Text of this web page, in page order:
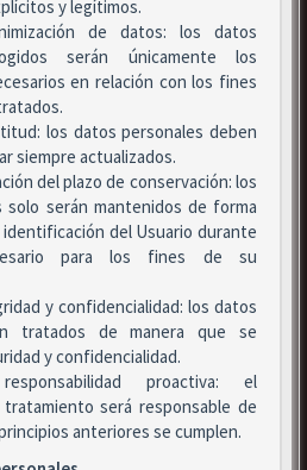
y legítimos.
de datos: los datos
serán únicamente los
en relación con los fines
los datos personales deben
siempre actualizados.
del plazo de conservación: los
solo serán mantenidos de forma
del Usuario durante
para los fines de su
y confidencialidad: los datos
tratados de manera que se
y confidencialidad.
proactiva: el
tratamiento será responsable de
anteriores se cumplen.